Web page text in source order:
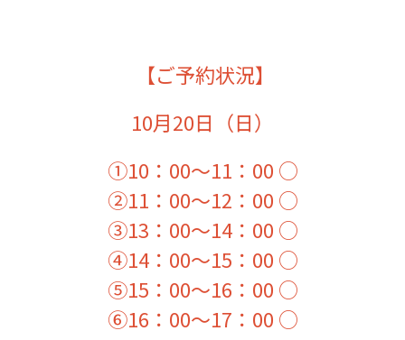
【ご予約状況】
10月20日（日）
①10：00～11：00 ○
②11：00～12：00 ○
③13：00～14：00 ○
④14：00～15：00 ○
⑤15：00～16：00 ○
⑥16：00～17：00 ○